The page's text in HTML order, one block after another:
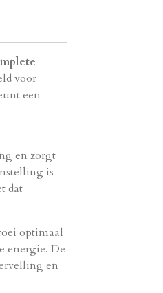
voor
een
en zorgt
is
dat
optimaal
energie. De
en